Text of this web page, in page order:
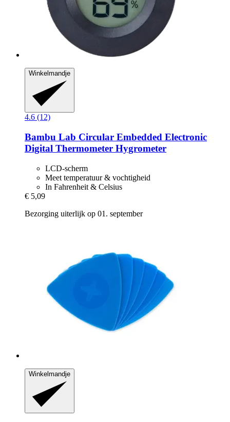
Winkelmandje
4.6 (12)
Bambu Lab Circular Embedded Electronic
Digital Thermometer Hygrometer
LCD-scherm
Meet temperatuur & vochtigheid
In Fahrenheit & Celsius
€ 5,09
Bezorging uiterlijk op 01. september
Winkelmandje